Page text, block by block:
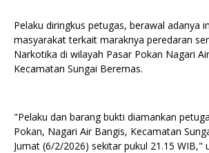
Pelaku diringkus petugas, berawal adanya
masyarakat terkait maraknya peredaran
Narkotika di wilayah Pasar Pokan Nagari
Kecamatan Sungai Beremas.
"Pelaku dan barang bukti diamankan
Pokan, Nagari Air Bangis, Kecamatan
Jumat (6/2/2026) sekitar pukul 21.15 WIB,"